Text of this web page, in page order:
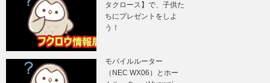
タクロース】で、子供た
ちにプレゼントをしよ
う！
モバイルルーター
（NEC WX06）とホー